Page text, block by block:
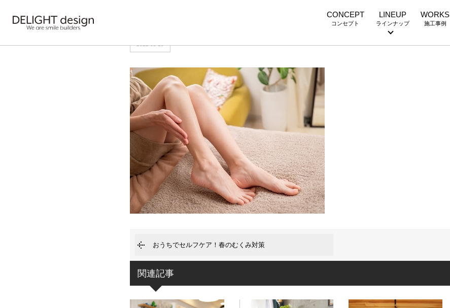
CONCEPT
コンセプト
LINEUP
ラインナップ
WORKS
施工事例
2022-03-19
おうちでセルフケア！春のむくみ対策
関連記事